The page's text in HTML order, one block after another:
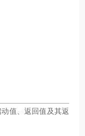
值、返回值及其返